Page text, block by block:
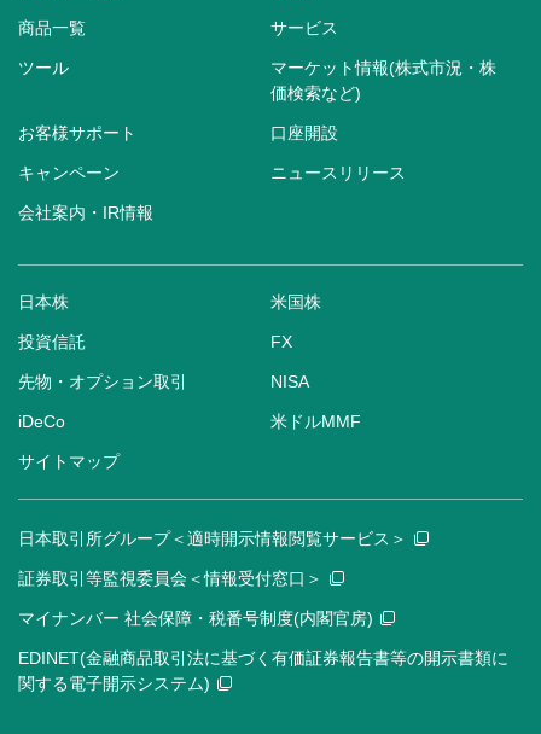
商品一覧 サービス
ツール
マーケット情報(株式市況・株
価検索など)
お客様サポート 口座開設
キャンペーン ニュースリリース
会社案内・IR情報
日本株 米国株
投資信託 FX
先物・オプション取引 NISA
iDeCo 米ドルMMF
サイトマップ
日本取引所グループ＜適時開示情報閲覧サービス＞
証券取引等監視委員会＜情報受付窓口＞
マイナンバー 社会保障・税番号制度(内閣官房)
EDINET(金融商品取引法に基づく有価証券報告書等の開示書類に
関する電子開示システム)